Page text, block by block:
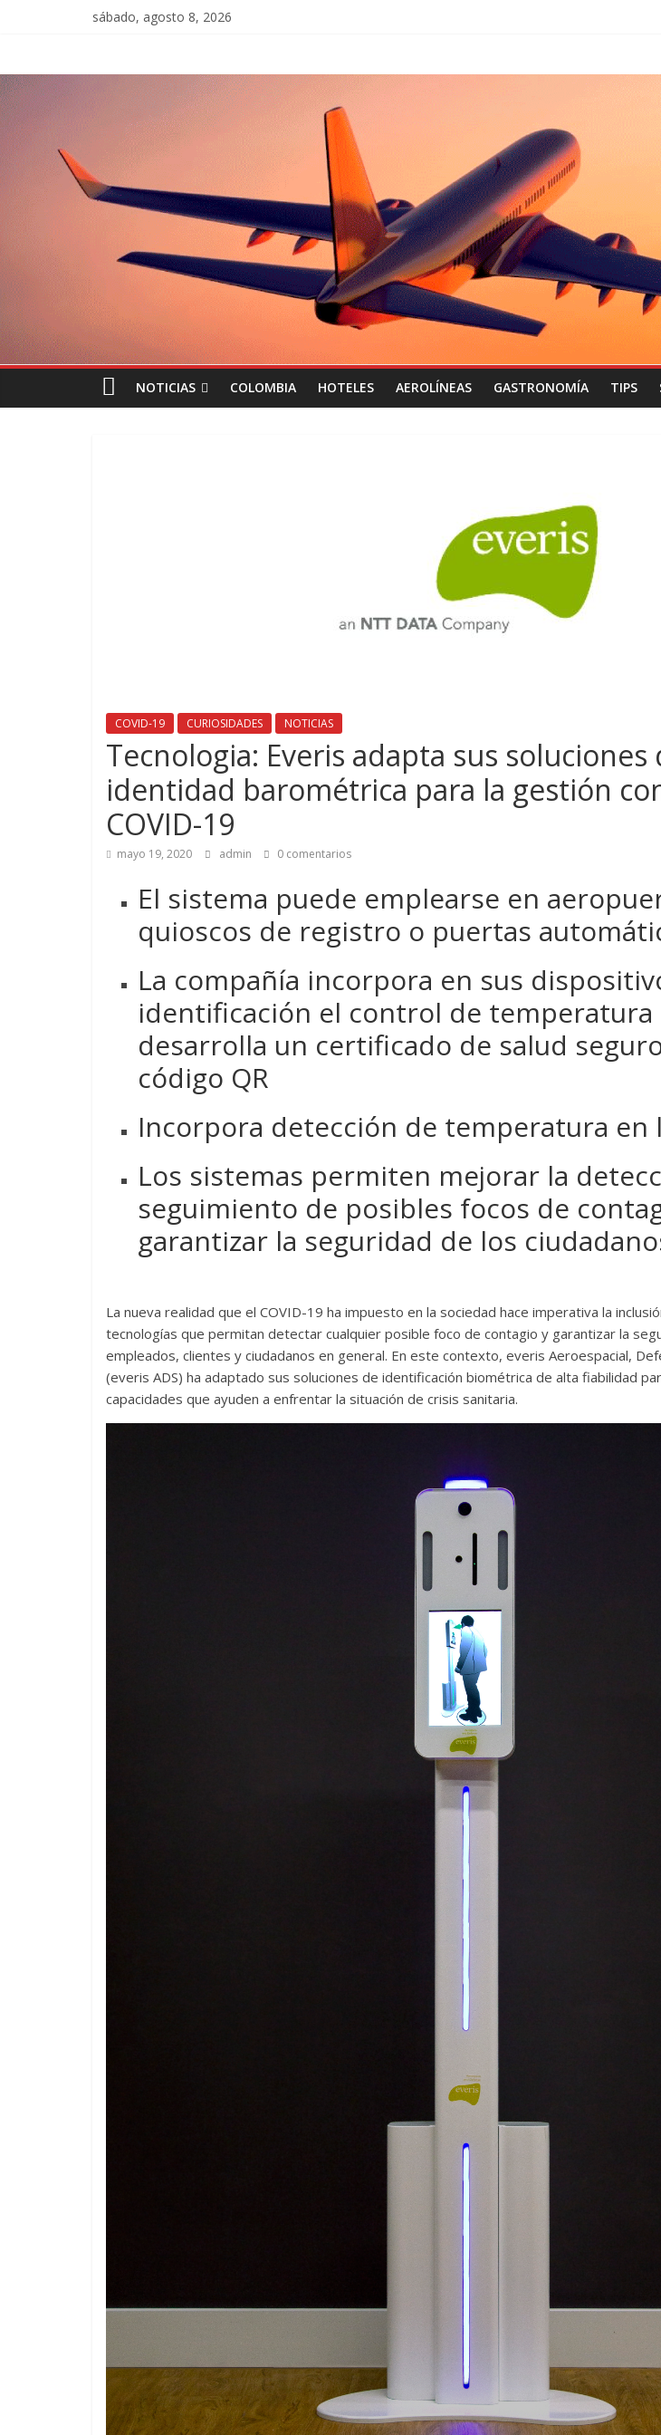
sábado, agosto 8, 2026
NOTICIAS COLOMBIA HOTELES AEROLÍNEAS GASTRONOMÍA TIPS
COVID-19 CURIOSIDADES NOTICIAS
Tecnologia: Everis adapta sus soluciones
identidad barométrica para la gestión
COVID-19
mayo 19, 2020 admin 0 comentarios
El sistema puede emplearse en
quioscos de registro o puertas
La compañía incorpora en sus
identificación el control de temperatura
desarrolla un certificado de salud
código QR
Incorpora detección de temperatura en
Los sistemas permiten mejorar la
seguimiento de posibles focos de
garantizar la seguridad de los
La nueva realidad que el COVID-19 ha impuesto en la sociedad hace imperativa la
tecnologías que permitan detectar cualquier posible foco de contagio y garantizar la
empleados, clientes y ciudadanos en general. En este contexto, everis Aeroespacial,
(everis ADS) ha adaptado sus soluciones de identificación biométrica de alta fiabilidad
capacidades que ayuden a enfrentar la situación de crisis sanitaria.